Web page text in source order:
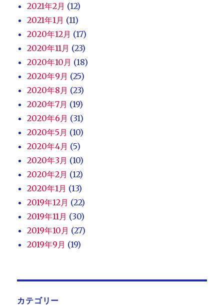
2021年2月 (12)
2021年1月 (11)
2020年12月 (17)
2020年11月 (23)
2020年10月 (18)
2020年9月 (25)
2020年8月 (23)
2020年7月 (19)
2020年6月 (31)
2020年5月 (10)
2020年4月 (5)
2020年3月 (10)
2020年2月 (12)
2020年1月 (13)
2019年12月 (22)
2019年11月 (30)
2019年10月 (27)
2019年9月 (19)
カテゴリー